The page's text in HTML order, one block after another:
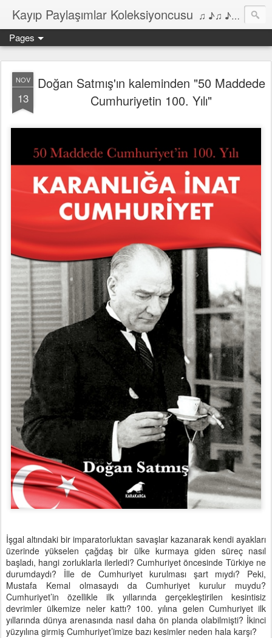
Kayıp Paylaşımlar Koleksiyoncusu ♫ ♪♫ ♪ ♫ ♪♫ ♪•♫♪ 2006'dan bu yana Film, Dizi, Müzik ve Kitaplar üzerine Yazılar Diyarı...
Pages
NOV
13
Doğan Satmış'ın kaleminden "50 Maddede
Cumhuriyetin 100. Yılı"
İşgal altındaki bir imparatorluktan savaşlar kazanarak kendi ayakları
üzerinde yükselen çağdaş bir ülke kurmaya giden süreç nasıl
başladı, hangi zorluklarla ilerledi? Cumhuriyet öncesinde Türkiye ne
durumdaydı? İlle de Cumhuriyet kurulması şart mıydı? Peki,
Mustafa Kemal olmasaydı da Cumhuriyet kurulur muydu?
Cumhuriyet’in özellikle ilk yıllarında gerçekleştirilen kesintisiz
devrimler ülkemize neler kattı? 100. yılına gelen Cumhuriyet ilk
yıllarında dünya arenasında nasıl daha ön planda olabilmişti? İkinci
yüzyılına girmiş Cumhuriyet’imize bazı kesimler neden hala karşı?